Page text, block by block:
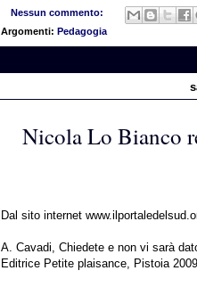
Nessun commento:
Argomenti: Pedagogia
Nicola Lo Bianco
Dal sito internet
A. Cavadi, Chiedete e non vi sarà
Editrice Petite plaisance, Pistoia